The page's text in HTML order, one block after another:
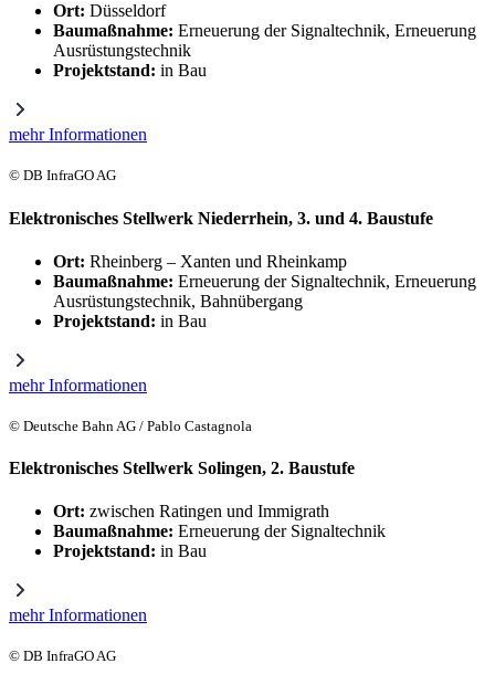
Ort: Düsseldorf
Baumaßnahme: Erneuerung der Signaltechnik, Erneuerung
Ausrüstungstechnik
Projektstand: in Bau
mehr Informationen
© DB InfraGO AG
Elektronisches Stellwerk Niederrhein, 3. und 4. Baustufe
Ort: Rheinberg – Xanten und Rheinkamp
Baumaßnahme: Erneuerung der Signaltechnik, Erneuerung
Ausrüstungstechnik, Bahnübergang
Projektstand: in Bau
mehr Informationen
© Deutsche Bahn AG / Pablo Castagnola
Elektronisches Stellwerk Solingen, 2. Baustufe
Ort: zwischen Ratingen und Immigrath
Baumaßnahme: Erneuerung der Signaltechnik
Projektstand: in Bau
mehr Informationen
© DB InfraGO AG